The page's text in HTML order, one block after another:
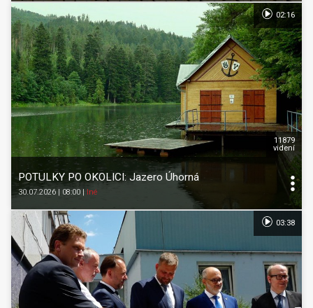
POTULKY PO OKOLICI: Jazero Úhorná
30.07.2026 | 08:00 | Iné
11879
videní
02:16
03:38